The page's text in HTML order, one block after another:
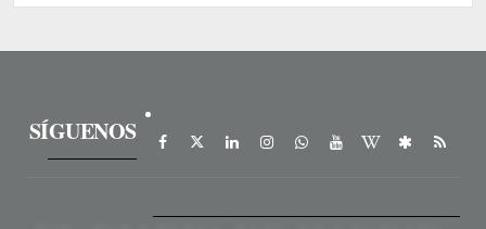
SÍGUENOS